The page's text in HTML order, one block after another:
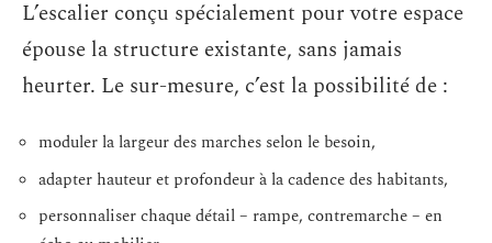
L’escalier conçu spécialement pour votre espace
épouse la structure existante, sans jamais
heurter. Le sur-mesure, c’est la possibilité de :
moduler la largeur des marches selon le besoin,
adapter hauteur et profondeur à la cadence des habitants,
personnaliser chaque détail – rampe, contremarche – en